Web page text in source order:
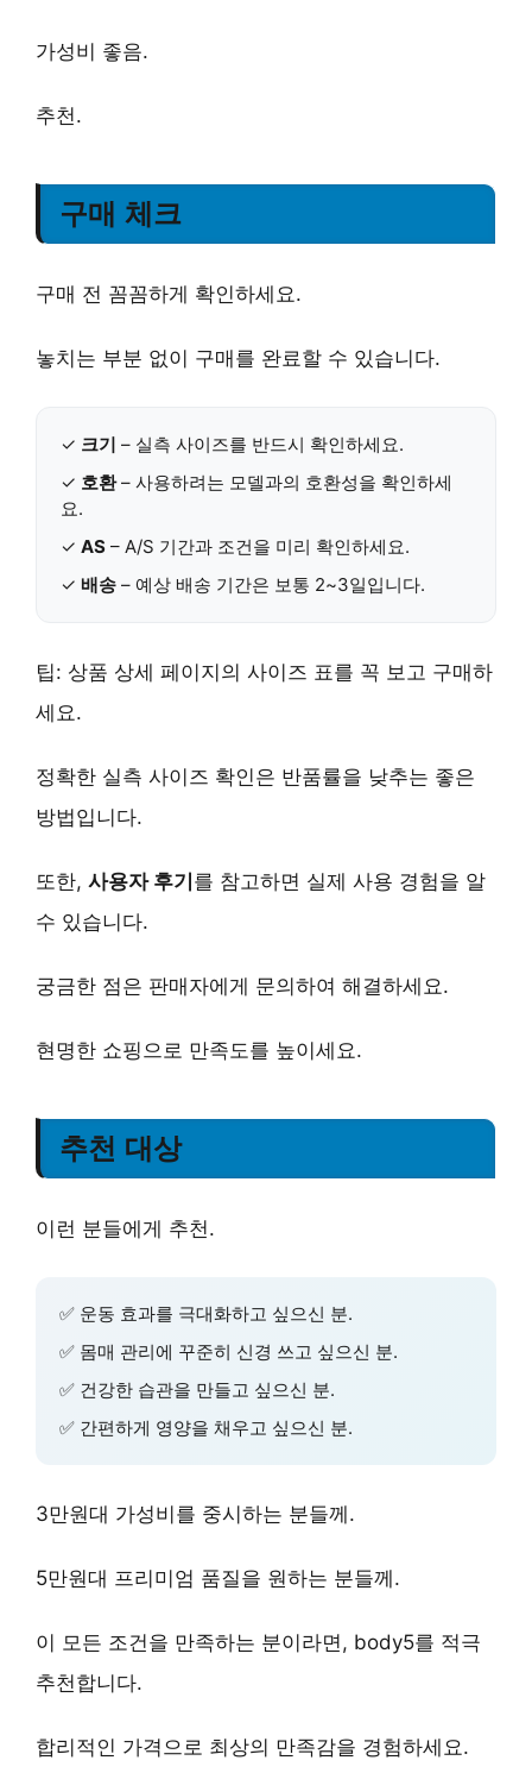
가성비 좋음.
추천.
구매 체크
구매 전 꼼꼼하게 확인하세요.
놓치는 부분 없이 구매를 완료할 수 있습니다.
✓ 크기 – 실측 사이즈를 반드시 확인하세요.
✓ 호환– 사용하려는 모델과의 호환성을 확인하세
요.
✓ AS – A/S 기간과 조건을 미리 확인하세요.
✓ 배송 – 예상 배송 기간은 보통 2~3일입니다.
팁: 상품 상세 페이지의 사이즈 표를 꼭 보고 구매하
세요.
정확한 실측 사이즈 확인은 반품률을 낮추는 좋은
방법입니다.
또한, 사용자 후기를 참고하면 실제 사용 경험을 알
수 있습니다.
궁금한 점은 판매자에게 문의하여 해결하세요.
현명한 쇼핑으로 만족도를 높이세요.
추천 대상
이런 분들에게 추천.
✅ 운동 효과를 극대화하고 싶으신 분.
✅ 몸매 관리에 꾸준히 신경 쓰고 싶으신 분.
✅ 건강한 습관을 만들고 싶으신 분.
✅ 간편하게 영양을 채우고 싶으신 분.
3만원대 가성비를 중시하는 분들께.
5만원대 프리미엄 품질을 원하는 분들께.
이 모든 조건을 만족하는 분이라면, body5를 적극
추천합니다.
합리적인 가격 으로 최상의 만족감을 경험하세요.